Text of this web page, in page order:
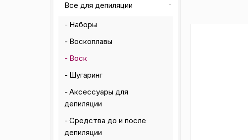
Все для депиляции
Наборы
Воскоплавы
Воск
Шугаринг
Аксессуары для
депиляции
Средства до и после
депиляции